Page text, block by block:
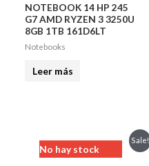
NOTEBOOK 14 HP 245
G7 AMD RYZEN 3 3250U
8GB 1TB 161D6LT
Notebooks
Leer más
Sale!
No hay stock
price
was:
price
is: